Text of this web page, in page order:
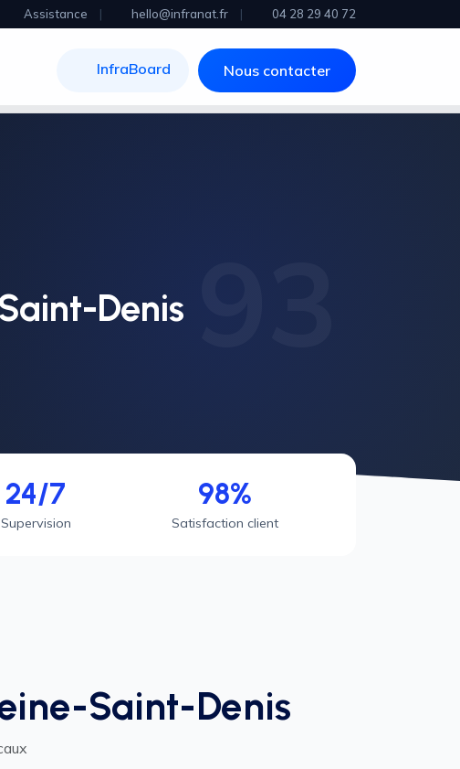
Assistance | hello@infranat.fr | 04 28 29 40 72
InfraBoard Nous contacter
Denis
24/7
Supervision
98%
Satisfaction client
Saint-Denis